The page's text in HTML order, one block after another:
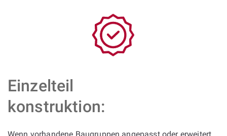
Einzelteil
konstruktion: